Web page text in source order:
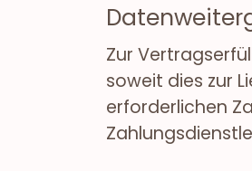
Zur
soweit dies zur
erforderlichen